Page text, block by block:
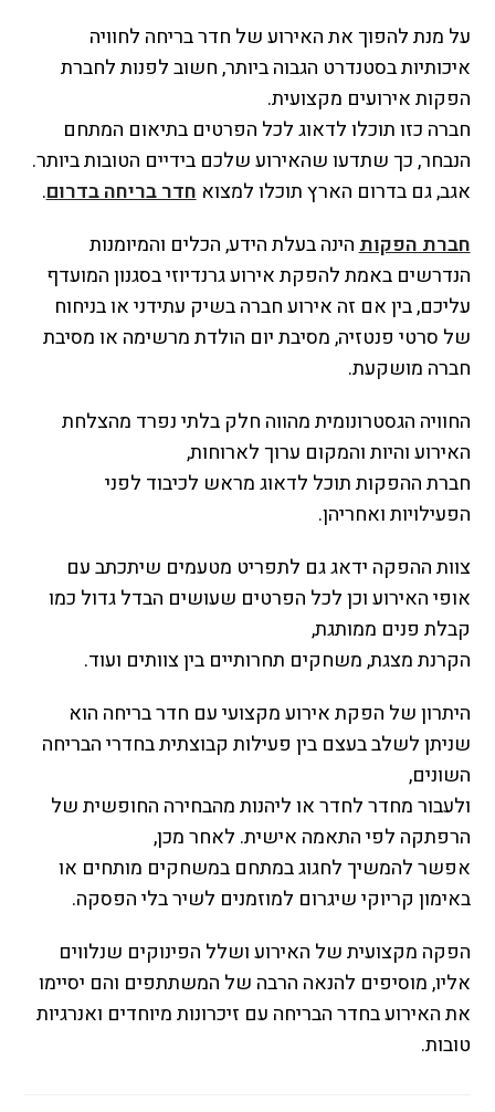
על מנת להפוך את האירוע של חדר בריחה לחוויה
איכותיות בסטנדרט הגבוה ביותר, חשוב לפנות לחברת
הפקות אירועים מקצועית.
חברה כזו תוכלו לדאוג לכל הפרטים בתיאום המתחם
הנבחר, כך שתדעו שהאירוע שלכם בידיים הטובות ביותר.
אגב, גם בדרום הארץ תוכלו למצואחדר בריחה בדרום.
חברת הפקותהינה בעלת הידע, הכלים והמיומנות
הנדרשים באמת להפקת אירוע גרנדיוזי בסגנון המועדף
עליכם, בין אם זה אירוע חברה בשיק עתידני או בניחוח
של סרטי פנטזיה, מסיבת יום הולדת מרשימה או מסיבת
חברה מושקעת.
החוויה הגסטרונומית מהווה חלק בלתי נפרד מהצלחת
האירוע והיות והמקום ערוך לארוחות,
חברת ההפקות תוכל לדאוג מראש לכיבוד לפני
הפעילויות ואחריהן.
צוות ההפקה ידאג גם לתפריט מטעמים שיתכתב עם
אופי האירוע וכן לכל הפרטים שעושים הבדל גדול כמו
קבלת פנים ממותגת,
הקרנת מצגת, משחקים תחרותיים בין צוותים ועוד.
היתרון של הפקת אירוע מקצועי עם חדר בריחה הוא
שניתן לשלב בעצם בין פעילות קבוצתית בחדרי הבריחה
השונים,
ולעבור מחדר לחדר או ליהנות מהבחירה החופשית של
הרפתקה לפי התאמה אישית. לאחר מכן,
אפשר להמשיך לחגוג במתחם במשחקים מותחים או
באימון קריוקי שיגרום למוזמנים לשיר בלי הפסקה.
הפקה מקצועית של האירוע ושלל הפינוקים שנלווים
אליו, מוסיפים להנאה הרבה של המשתתפים והם יסיימו
את האירוע בחדר הבריחה עם זיכרונות מיוחדים ואנרגיות
טובות.